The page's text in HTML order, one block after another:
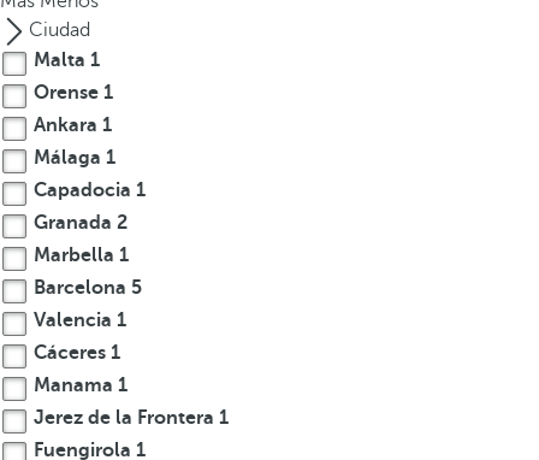
Ciudad
Malta 1
Orense 1
Ankara 1
Málaga 1
Capadocia 1
Granada 2
Marbella 1
Barcelona 5
Valencia 1
Cáceres 1
Manama 1
Jerez de la Frontera 1
Fuengirola 1